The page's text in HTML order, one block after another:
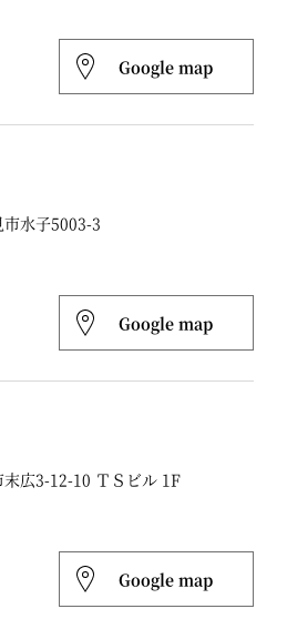
Google map
水子5003-3
Google map
広3-12-10 ＴＳビル 1F
Google map